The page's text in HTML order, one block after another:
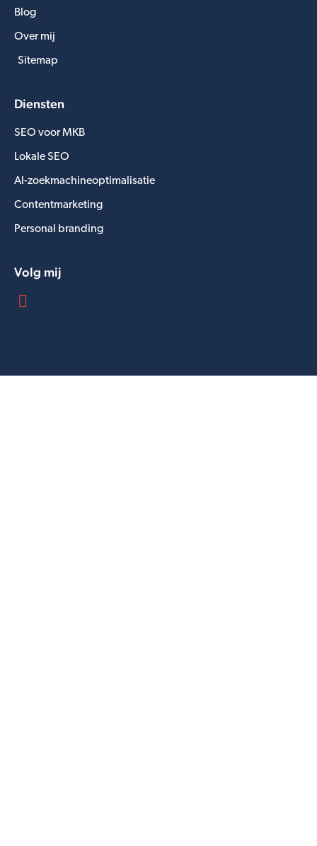
Blog
Over mij
Sitemap
Diensten
SEO voor MKB
Lokale SEO
AI-zoekmachineoptimalisatie
Contentmarketing
Personal branding
Volg mij